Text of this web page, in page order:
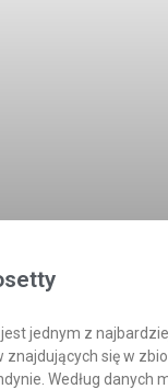
jednym z
znajdujących się w
Według danych